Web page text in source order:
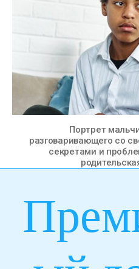
Портрет
разговаривающего со
секретами и